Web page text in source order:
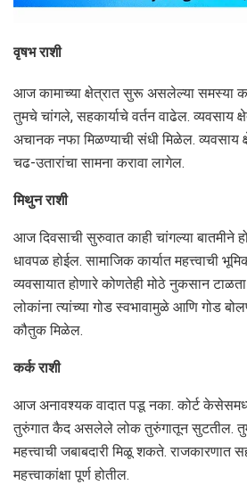
वृषभ राशी
आज कामाच्या क्षेत्रात सुरू असलेल्या समस्या
तुमचे चांगले, सहकार्याचे वर्तन वाढेल. व्यवसाय
अचानक नफा मिळण्याची संधी मिळेल. व्यवसाय
चढ-उतारांचा सामना करावा लागेल.
मिथुन राशी
आज दिवसाची सुरुवात काही चांगल्या बातमीने
धावपळ होईल. सामाजिक कार्यात महत्त्वाची
व्यवसायात होणारे कोणतेही मोठे नुकसान
लोकांना त्यांच्या गोड स्वभावामुळे आणि गोड
कौतुक मिळेल.
कर्क राशी
आज अनावश्यक वादात पडू नका. कोर्ट
तुरुंगात कैद असलेले लोक तुरुंगातून सुटतील.
महत्त्वाची जबाबदारी मिळू शकते. राजकारणात
महत्त्वाकांक्षा पूर्ण होतील.